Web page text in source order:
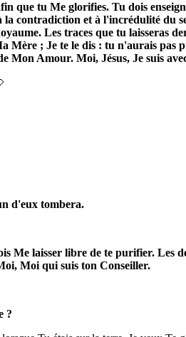
que tu Me glorifies. Tu dois
contradiction et à l'incrédulité du
Les traces que tu laisseras
Mère ; Je te le dis : tu n'aurais
Mon Amour. Moi, Jésus, Je suis
d'eux tombera.
Me laisser libre de te purifier. Les
Moi qui suis ton Conseiller.
?